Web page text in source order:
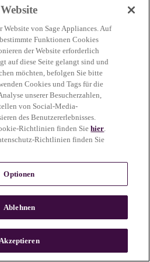
information)
Website von Sage Appliances. Auf
Funktionen Cookies
der Website erforderlich
auf diese Seite gelangt sind und
möchten, befolgen Sie bitte
Cookies und Tags für die
unserer Besucherzahlen,
von Social-Media-
des Benutzererlebnisses.
Richtlinien finden Siehier.
Richtlinien finden Sie
Optionen
Ablehnen